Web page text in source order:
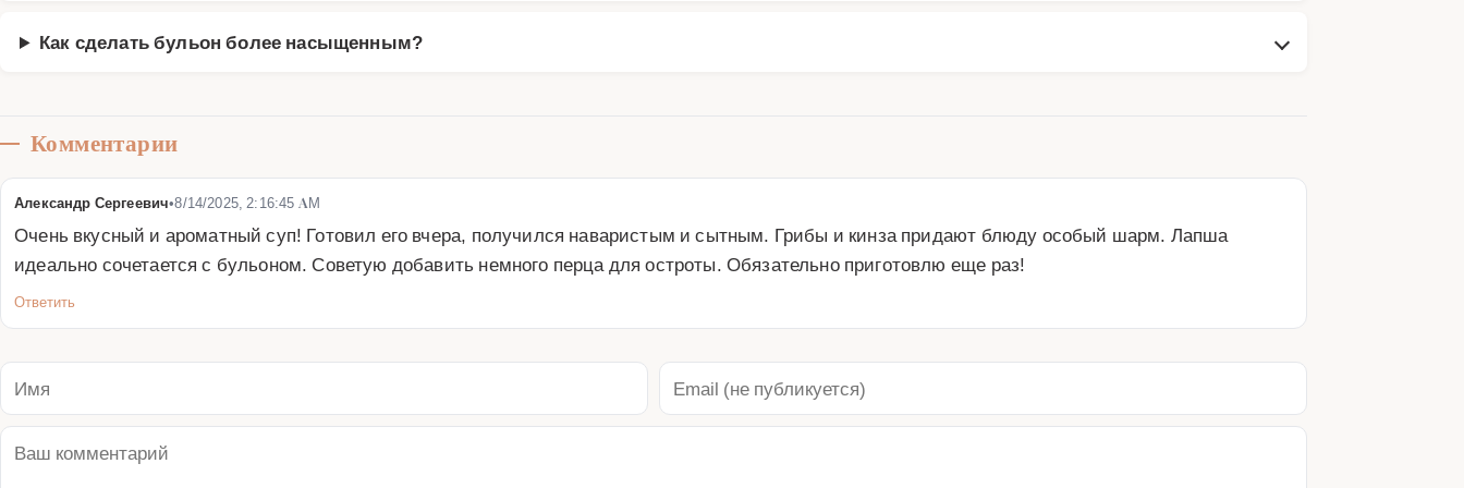
Как сделать бульон более насыщенным?
Комментарии
Александр Сергеевич•8/14/2025, 2:16:45 AM
Очень вкусный и ароматный суп! Готовил его вчера, получился наваристым и сытным. Грибы и кинза придают блюду особый шарм. Лапша
идеально сочетается с бульоном. Советую добавить немного перца для остроты. Обязательно приготовлю еще раз!
Ответить